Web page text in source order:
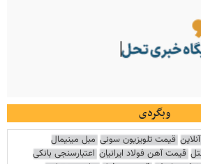
وبگردی
قیمت تلویزیون سونی مبل مینیمال
قیمت آهن فولاد ایرانیان اعتبارسنجی بانکی